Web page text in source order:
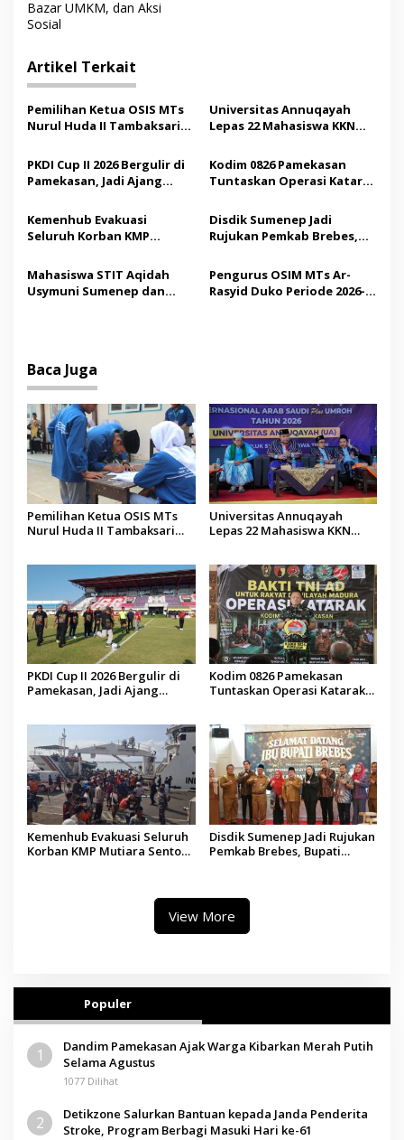
i
a
s
i
o
Bazar UMKM, dan Aksi
Sosial
Artikel Terkait
Pemilihan Ketua OSIS MTs
Nurul Huda II Tambaksari
Demokrasi bagi Siswa
Universitas Annuqayah
Lepas 22 Mahasiswa KKN
Saudi
PKDI Cup II 2026 Bergulir di
Pamekasan, Jadi Ajang
Madura
Kodim 0826 Pamekasan
Tuntaskan Operasi Katarak
Tindakan Medis
Kemenhub Evakuasi
Seluruh Korban KMP
Operator Diaudit
Disdik Sumenep Jadi
Rujukan Pemkab Brebes,
Pendidikan Berbasis
Budaya
Mahasiswa STIT Aqidah
Usymuni Sumenep dan
Pengurus OSIM MTs Ar-
Rasyid Duko Periode 2026-
Baca Juga
Pemilihan Ketua OSIS MTs
Nurul Huda II Tambaksari
Universitas Annuqayah
Lepas 22 Mahasiswa KKN
PKDI Cup II 2026 Bergulir di
Pamekasan, Jadi Ajang
Kodim 0826 Pamekasan
Tuntaskan Operasi Katarak
Kemenhub Evakuasi Seluruh
Korban KMP Mutiara Sentosa
Disdik Sumenep Jadi Rujukan
Pemkab Brebes, Bupati
View More
Populer
1
Dandim Pamekasan Ajak Warga Kibarkan Merah Putih
Selama Agustus
1077 Dilihat
2
Detikzone Salurkan Bantuan kepada Janda Penderita
Stroke, Program Berbagi Masuki Hari ke-61